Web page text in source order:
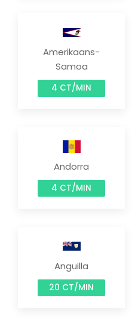
Amerikaans-
Samoa
4 CT/MIN
Andorra
4 CT/MIN
Anguilla
20 CT/MIN